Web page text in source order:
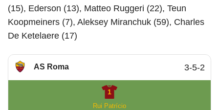
(15), Ederson (13), Matteo Ruggeri (22), Teun
Koopmeiners (7), Aleksey Miranchuk (59), Charles
De Ketelaere (17)
AS Roma 3-5-2
1
Rui Patrício